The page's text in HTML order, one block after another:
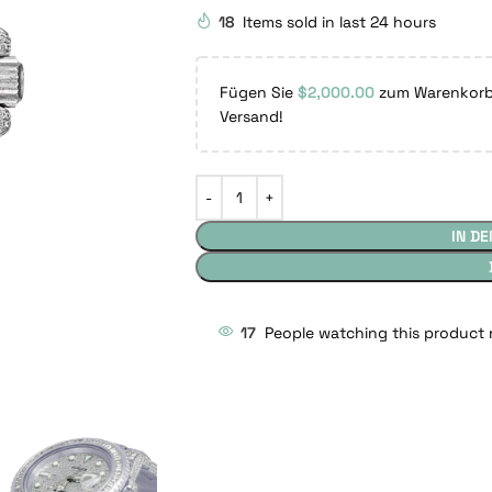
18 Items sold in last 24 hours
Fügen Sie $2,000.00zum
Versand!
IN
17 People watching this product